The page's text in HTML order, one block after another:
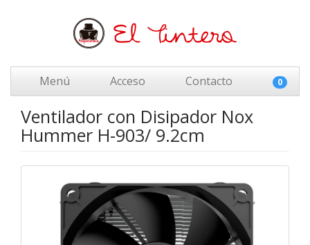
Menú Acceso Contacto 0
Ventilador con Disipador Nox
Hummer H-903/ 9.2cm